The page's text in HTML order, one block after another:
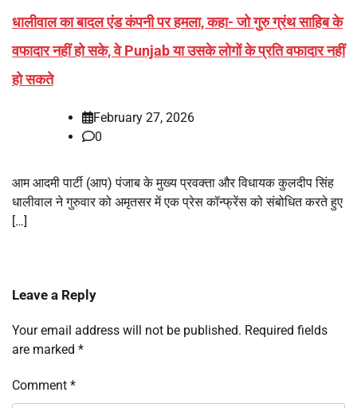
धालीवाल का बादल एंड कंपनी पर हमला, कहा- जो गुरु ग्रंथ साहिब के
वफादार नहीं हो सके, वे Punjab या उसके लोगों के प्रति वफादार नहीं
हो सकते
February 27, 2026
0
आम आदमी पार्टी (आप) पंजाब के मुख्य प्रवक्ता और विधायक कुलदीप सिंह
धालीवाल ने गुरुवार को अमृतसर में एक प्रेस कॉन्फ्रेंस को संबोधित करते हुए
[…]
Leave a Reply
Your email address will not be published. Required fields
are marked *
Comment *